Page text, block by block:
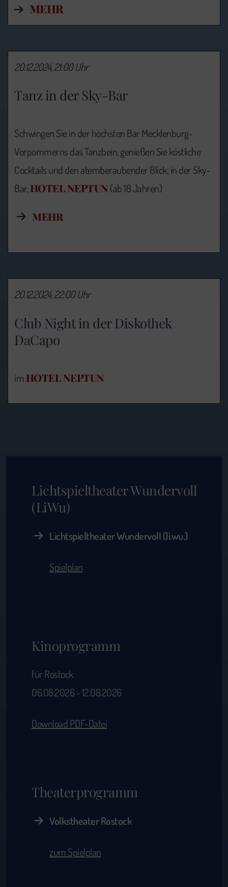
MEHR
Tanz in der Sky-Bar
20.12.2024, 21:00 Uhr
Schwingen Sie in der höchsten Bar Mecklenburg-
Vorpommerns das Tanzbein, genießen Sie köstliche
Cocktails und den atemberaubender Blick; in der Sky-
Bar,HOTEL NEPTUN(ab 18 Jahren)
MEHR
Club Night in der Diskothek
DaCapo
20.12.2024, 22:00 Uhr
imHOTEL NEPTUN
Lichtspieltheater Wundervoll
(LiWu)
Lichtspieltheater Wundervoll (li.wu.)
Spielplan
Kinoprogramm
für Rostock
06.08.2026 - 12.08.2026
Download PDF-Datei
Theaterprogramm
Volkstheater Rostock
zum Spielplan